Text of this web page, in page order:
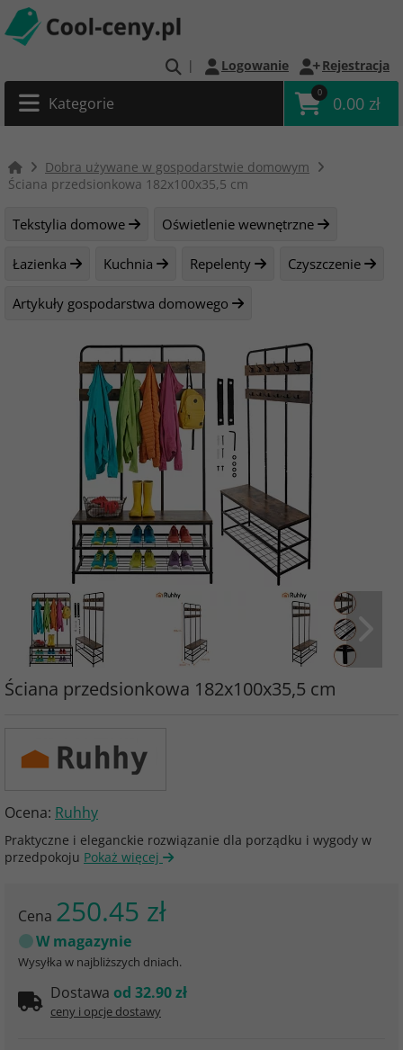
| Logowanie Rejestracja
Kategorie
0
0.00 zł
Dobra używane w gospodarstwie domowym
Ściana przedsionkowa 182x100x35,5 cm
Tekstylia domowe Oświetlenie wewnętrzne
Łazienka Kuchnia Repelenty Czyszczenie
Artykuły gospodarstwa domowego
Ściana przedsionkowa 182x100x35,5 cm
Ocena: Ruhhy
Praktyczne i eleganckie rozwiązanie dla porządku i wygody w
przedpokoju Pokaż więcej
Cena 250.45 zł
W magazynie
Wysyłka w najbliższych dniach.
Dostawa od 32.90 zł
ceny i opcje dostawy